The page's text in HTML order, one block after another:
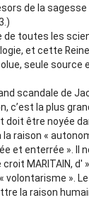
de la sagesse
de toutes les
et cette
seule source
scandale de
c’est la plus
doit être noyée
raison «
et enterrée ». Il
MARITAIN, d'
volontarisme ».
la raison